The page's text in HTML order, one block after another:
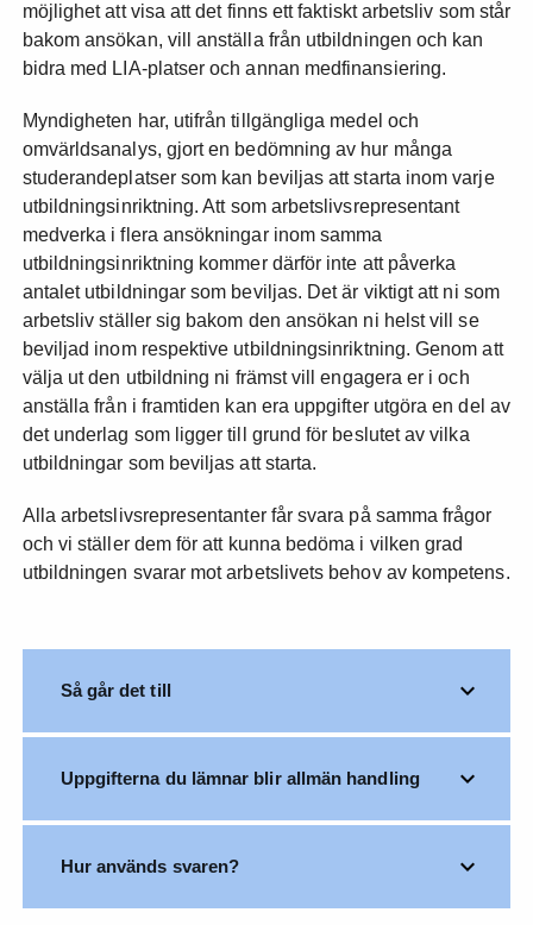
möjlighet att visa att det finns ett faktiskt arbetsliv som står
bakom ansökan, vill anställa från utbildningen och kan
bidra med LIA-platser och annan medfinansiering.
Myndigheten har, utifrån tillgängliga medel och
omvärldsanalys, gjort en bedömning av hur många
studerandeplatser som kan beviljas att starta inom varje
utbildningsinriktning. Att som arbetslivsrepresentant
medverka i flera ansökningar inom samma
utbildningsinriktning kommer därför inte att påverka
antalet utbildningar som beviljas. Det är viktigt att ni som
arbetsliv ställer sig bakom den ansökan ni helst vill se
beviljad inom respektive utbildningsinriktning. Genom att
välja ut den utbildning ni främst vill engagera er i och
anställa från i framtiden kan era uppgifter utgöra en del av
det underlag som ligger till grund för beslutet av vilka
utbildningar som beviljas att starta.
Alla arbetslivsrepresentanter får svara på samma frågor
och vi ställer dem för att kunna bedöma i vilken grad
utbildningen svarar mot arbetslivets behov av kompetens.
Så går det till
Uppgifterna du lämnar blir allmän handling
Hur används svaren?